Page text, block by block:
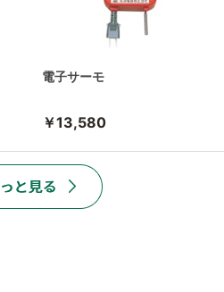
電子サーモ
￥13,580